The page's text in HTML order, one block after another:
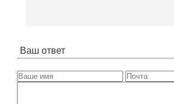
Ваш ответ